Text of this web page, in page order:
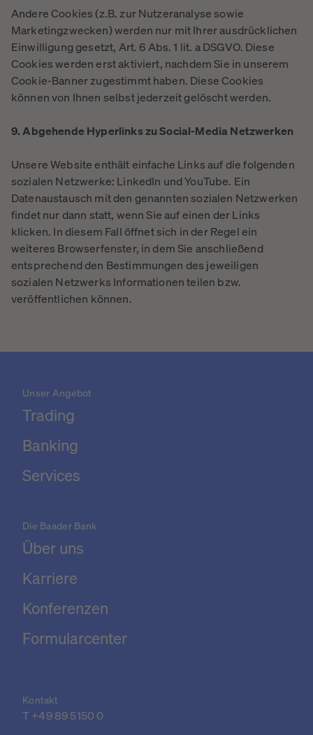
Andere Cookies (z.B. zur Nutzeranalyse sowie
Marketingzwecken) werden nur mit Ihrer ausdrücklichen
Einwilligung gesetzt, Art. 6 Abs. 1 lit. a DSGVO. Diese
Cookies werden erst aktiviert, nachdem Sie in unserem
Cookie-Banner zugestimmt haben. Diese Cookies
können von Ihnen selbst jederzeit gelöscht werden.
9. Abgehende Hyperlinks zu Social-Media Netzwerken
Unsere Website enthält einfache Links auf die folgenden
sozialen Netzwerke: LinkedIn und YouTube. Ein
Datenaustausch mit den genannten sozialen Netzwerken
findet nur dann statt, wenn Sie auf einen der Links
klicken. In diesem Fall öffnet sich in der Regel ein
weiteres Browserfenster, in dem Sie anschließend
entsprechend den Bestimmungen des jeweiligen
sozialen Netzwerks Informationen teilen bzw.
veröffentlichen können.
Unser Angebot
Trading
Banking
Services
Die Baader Bank
Über uns
Karriere
Konferenzen
Formularcenter
Kontakt
T +49 89 5150 0